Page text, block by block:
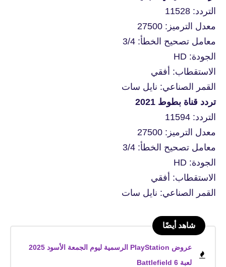
التردد: 11528
معدل الترميز: 27500
معامل تصحيح الخطأ: 3/4
الجودة: HD
الاستقطاب: أفقي
القمر الصناعي: نايل سات
تردد قناة بطوط 2021
التردد: 11594
معدل الترميز: 27500
معامل تصحيح الخطأ: 3/4
الجودة: HD
الاستقطاب: أفقي
القمر الصناعي: نايل سات
شاهد أيضًا
عروض PlayStation الرسمية ليوم الجمعة الأسود 2025
لعبة Battlefield 6